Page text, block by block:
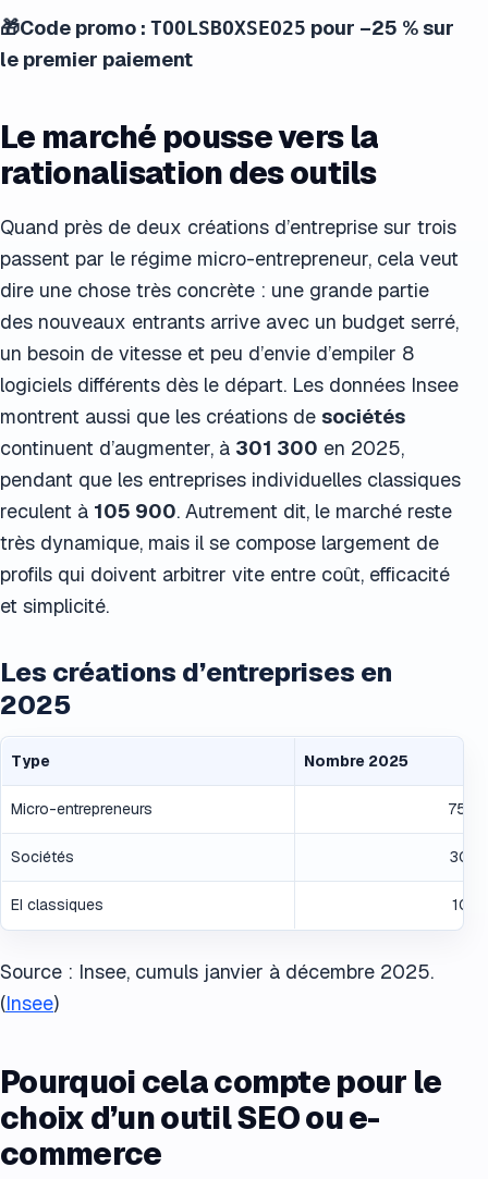
🎁Code promo : TOOLSBOXSEO25 pour –25 % sur
le premier paiement
Le marché pousse vers la
rationalisation des outils
Quand près de deux créations d’entreprise sur trois
passent par le régime micro-entrepreneur, cela veut
dire une chose très concrète : une grande partie
des nouveaux entrants arrive avec un budget serré,
un besoin de vitesse et peu d’envie d’empiler 8
logiciels différents dès le départ. Les données Insee
montrent aussi que les créations de sociétés
continuent d’augmenter, à 301 300 en 2025,
pendant que les entreprises individuelles classiques
reculent à 105 900. Autrement dit, le marché reste
très dynamique, mais il se compose largement de
profils qui doivent arbitrer vite entre coût, efficacité
et simplicité.
Les créations d’entreprises en
2025
Type Nombre 2025
Micro-entrepreneurs 758
Sociétés 301
EI classiques 105
Source : Insee, cumuls janvier à décembre 2025.
(Insee)
Pourquoi cela compte pour le
choix d’un outil SEO ou e-
commerce